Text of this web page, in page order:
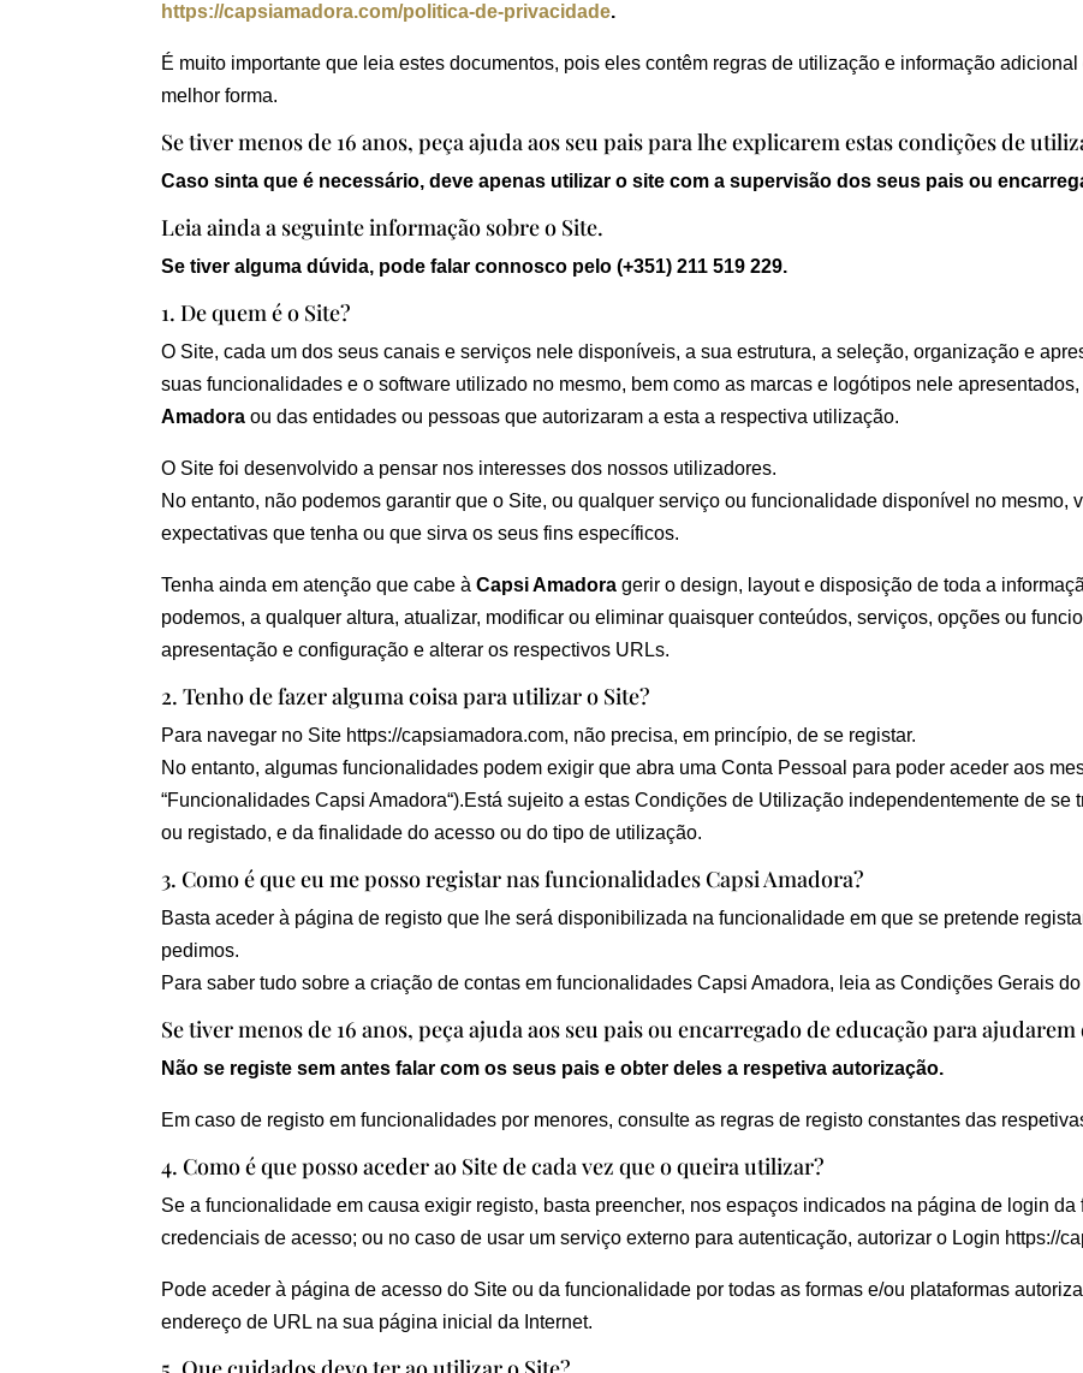
https://capsiamadora.com/politica-de-privacidade.
É muito importante que leia estes documentos, pois eles contêm regras de utilização e informação
melhor forma.
Se tiver menos de 16 anos, peça ajuda aos seu pais para lhe explicarem estas condições de
Caso sinta que é necessário, deve apenas utilizar o site com a supervisão dos seus pais ou
Leia ainda a seguinte informação sobre o Site.
Se tiver alguma dúvida, pode falar connosco pelo (+351) 211 519 229.
1. De quem é o Site?
O Site, cada um dos seus canais e serviços nele disponíveis, a sua estrutura, a seleção, organização e
suas funcionalidades e o software utilizado no mesmo, bem como as marcas e logótipos nele
Amadora ou das entidades ou pessoas que autorizaram a esta a respectiva utilização.
O Site foi desenvolvido a pensar nos interesses dos nossos utilizadores.
No entanto, não podemos garantir que o Site, ou qualquer serviço ou funcionalidade disponível no mesmo,
expectativas que tenha ou que sirva os seus fins específicos.
Tenha ainda em atenção que cabe àCapsi Amadora gerir o design, layout e disposição de toda a
podemos, a qualquer altura, atualizar, modificar ou eliminar quaisquer conteúdos, serviços, opções ou
apresentação e configuração e alterar os respectivos URLs.
2. Tenho de fazer alguma coisa para utilizar o Site?
Para navegar no Site https://capsiamadora.com, não precisa, em princípio, de se registar.
No entanto, algumas funcionalidades podem exigir que abra uma Conta Pessoal para poder aceder aos
“Funcionalidades Capsi Amadora“).Está sujeito a estas Condições de Utilização independentemente de se
ou registado, e da finalidade do acesso ou do tipo de utilização.
3. Como é que eu me posso registar nas funcionalidades Capsi Amadora?
Basta aceder à página de registo que lhe será disponibilizada na funcionalidade em que se pretende
pedimos.
Para saber tudo sobre a criação de contas em funcionalidades Capsi Amadora, leia as Condições Gerais
Se tiver menos de 16 anos, peça ajuda aos seu pais ou encarregado de educação para
Não se registe sem antes falar com os seus pais e obter deles a respetiva autorização.
Em caso de registo em funcionalidades por menores, consulte as regras de registo constantes das
4. Como é que posso aceder ao Site de cada vez que o queira utilizar?
Se a funcionalidade em causa exigir registo, basta preencher, nos espaços indicados na página de login
credenciais de acesso; ou no caso de usar um serviço externo para autenticação, autorizar o Login https://
Pode aceder à página de acesso do Site ou da funcionalidade por todas as formas e/ou plataformas
endereço de URL na sua página inicial da Internet.